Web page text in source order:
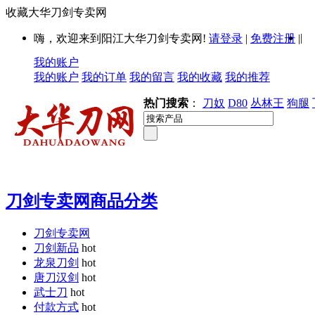
收藏大华刀剑专卖网
嗨，欢迎来到阳江大华刀剑专卖网! 请登录 | 免费注册 ||
我的账户
我的账户 我的订单 我的留言 我的收藏 我的推荐
热门搜索 ： 刀奴 D80 丛林王 狗腿
刀剑专卖网商品分类
刀剑专卖网
刀剑新品 hot
龙泉刀剑 hot
唐刀汉剑 hot
武士刀 hot
付款方式 hot